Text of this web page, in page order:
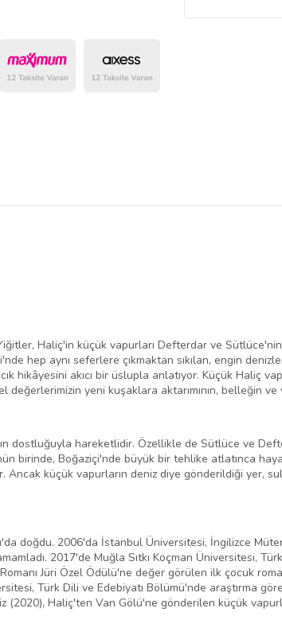
Bu Satıcının
Haliç'in küçük vapurları Defterdar ve Sütlüce'nin
hep aynı seferlere çıkmaktan sıkılan, engin
hikâyesini akıcı bir üslupla anlatıyor. Küçük Haliç
değerlerimizin yeni kuşaklara aktarımının, belleğin
dostluğuyla hareketlidir. Özellikle de Sütlüce ve
birinde, Boğaziçi'nde büyük bir tehlike atlatınca
küçük vapurların deniz diye gönderildiği yer,
doğdu. 2006'da İstanbul Üniversitesi, İngilizce
2017'de Muğla Sıtkı Koçman Üniversitesi,
Romanı Jüri Özel Ödülü'ne değer görülen ilk çocuk
Türk Dili ve Edebiyatı Bölümü'nde araştırma
(2020), Haliç'ten Van Gölü'ne gönderilen küçük